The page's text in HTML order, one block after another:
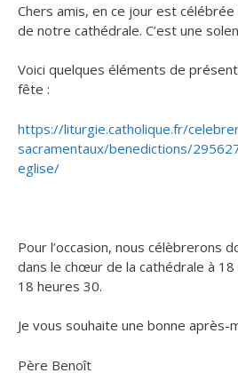
Chers amis, en ce jour est
de notre cathédrale. C’est une
Voici quelques éléments de
fête :
https://liturgie.catholique.fr/
sacramentaux/benedictions/
eglise/
Pour l’occasion, nous célèbrerons
dans le chœur de la cathédrale à
18 heures 30.
Je vous souhaite une bonne après-
Père Benoît